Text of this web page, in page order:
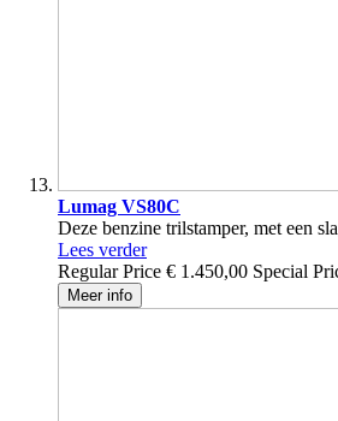
Lumag VS80C
Deze benzine trilstamper, met een
Lees verder
Regular Price € 1.450,00 Special
Meer info